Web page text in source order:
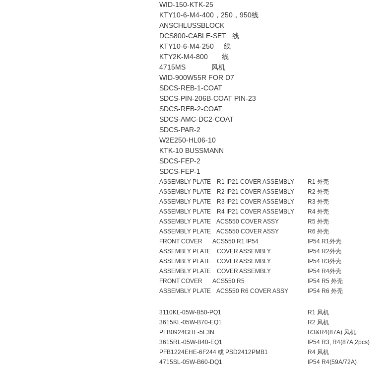
WID-150-KTK-25
KTY10-6-M4-400，250，950线
ANSCHLUSSBLOCK
DCS800-CABLE-SET 线
KTY10-6-M4-250 线
KTY2K-M4-800 线
4715MS 风机
WID-900W55R FOR D7
SDCS-REB-1-COAT
SDCS-PIN-206B-COAT PIN-23
SDCS-REB-2-COAT
SDCS-AMC-DC2-COAT
SDCS-PAR-2
W2E250-HL06-10
KTK-10 BUSSMANN
SDCS-FEP-2
SDCS-FEP-1
ASSEMBLY PLATE R1 IP21 COVER ASSEMBLY
R1 外壳
ASSEMBLY PLATE R2 IP21 COVER ASSEMBLY
R2 外壳
ASSEMBLY PLATE R3 IP21 COVER ASSEMBLY
R3 外壳
ASSEMBLY PLATE R4 IP21 COVER ASSEMBLY
R4 外壳
ASSEMBLY PLATE ACS550 COVER ASSY
R5 外壳
ASSEMBLY PLATE ACS550 COVER ASSY
R6 外壳
FRONT COVER ACS550 R1 IP54
IP54 R1外壳
ASSEMBLY PLATE COVER ASSEMBLY
IP54 R2外壳
ASSEMBLY PLATE COVER ASSEMBLY
IP54 R3外壳
ASSEMBLY PLATE COVER ASSEMBLY
IP54 R4外壳
FRONT COVER ACS550 R5
IP54 R5 外壳
ASSEMBLY PLATE ACS550 R6 COVER ASSY
IP54 R6 外壳
3110KL-05W-B50-PQ1
R1 风机
3615KL-05W-B70-EQ1
R2 风机
PFB0924GHE-5L3N
R3&R4(87A) 风机
3615RL-05W-B40-EQ1
IP54 R3, R4(87A,2pcs)
PFB1224EHE-6F244 或 PSD2412PMB1
R4 风机
4715SL-05W-B60-DQ1
IP54 R4(59A/72A)